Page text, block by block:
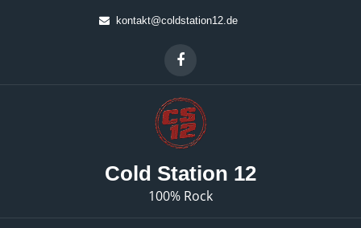
kontakt@coldstation12.de
Cold Station 12
100% Rock